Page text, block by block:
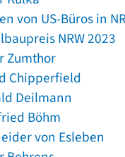
von US-Büros in
NRW 2023
Zumthor
Chipperfield
Deilmann
Böhm
von Esleben